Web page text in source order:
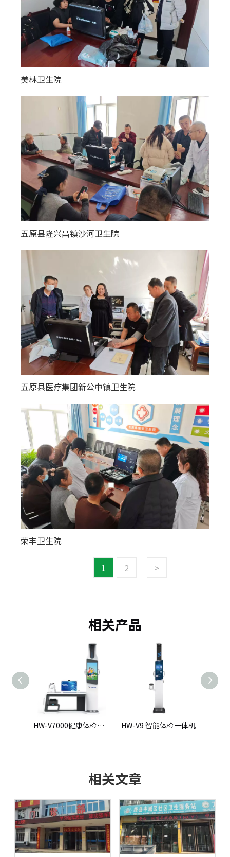
美林卫生院
五原县隆兴昌镇沙河卫生院
五原县医疗集团新公中镇卫生院
荣丰卫生院
1 2 >
相关产品
HW-V9 智能体检一体机 HW-900AG 大屏身高体重一体机
相关文章